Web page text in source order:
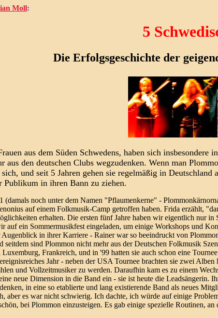
Moll:
5
Die Erfolgsgeschichte der
aus dem Süden Schwedens, haben sich
aus den deutschen Clubs wegzudenken. Wenn man
und seit 5 Jahren gehen sie regelmäßig in
Publikum in ihren Bann zu ziehen.
(damals noch unter dem Namen "Pflaumenkerne" -
auf einem Folkmusik-Camp getroffen haben. Frida erzählt,
erhalten. Die ersten fünf Jahre haben wir eigentlich nur
auf ein Sommermusikfest eingeladen, um einige Workshops und
in ihrer Karriere - Rainer war so beeindruckt von
seitdem sind Plommon nicht mehr aus der Deutschen Folkmusik
Frankreich, und in '99 hatten sie auch schon eine
Jahr - neben der USA Tournee brachten sie zwei
und Vollzeitmusiker zu werden. Daraufhin kam es zu einem
neue Dimension in die Band ein - sie ist heute die Leadsängerin.
in eine so etablierte und lang existierende Band als neues
aber es war nicht schwierig. Ich dachte, ich würde auf einige
bei Plommon einzusteigen. Es gab einige spezielle Routinen,